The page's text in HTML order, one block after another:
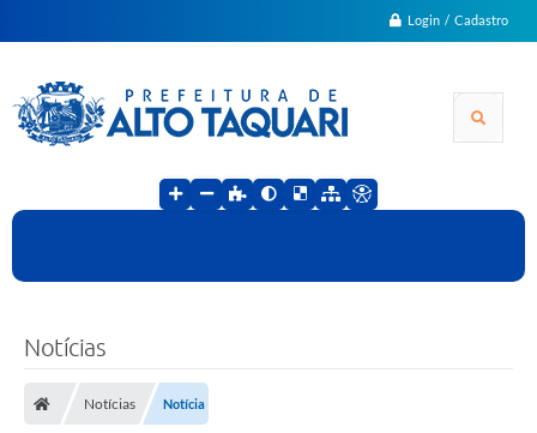
Login / Cadastro
Notícias
Notícias Notícia